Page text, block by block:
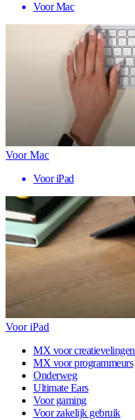
Voor Mac
Voor Mac
Voor iPad
Voor iPad
MX voor creatievelingen
MX voor programmeurs
Onderweg
Ultimate Ears
Voor gaming
Voor zakelijk gebruik